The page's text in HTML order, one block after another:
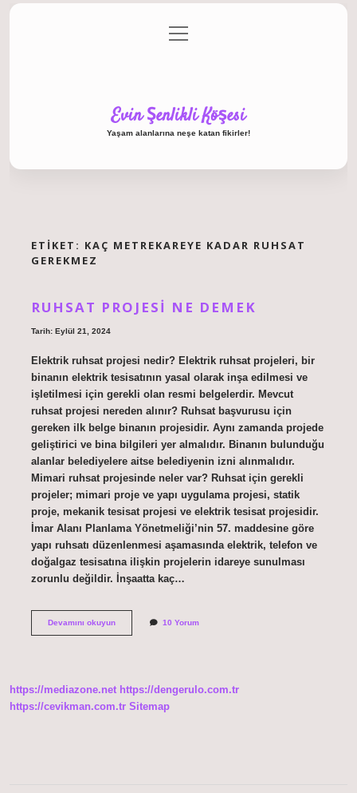
Gizlilik Politikası
menüyü
aç
Evin Şenlikli Köşesi
Yaşam alanlarına neşe katan fikirler!
ETIKET: KAÇ METREKAREYE KADAR RUHSAT
GEREKMEZ
RUHSAT PROJESI NE DEMEK
Tarih: Eylül 21, 2024
Elektrik ruhsat projesi nedir? Elektrik ruhsat projeleri, bir
binanın elektrik tesisatının yasal olarak inşa edilmesi ve
işletilmesi için gerekli olan resmi belgelerdir. Mevcut
ruhsat projesi nereden alınır? Ruhsat başvurusu için
gereken ilk belge binanın projesidir. Aynı zamanda projede
geliştirici ve bina bilgileri yer almalıdır. Binanın bulunduğu
alanlar belediyelere aitse belediyenin izni alınmalıdır.
Mimari ruhsat projesinde neler var? Ruhsat için gerekli
projeler; mimari proje ve yapı uygulama projesi, statik
proje, mekanik tesisat projesi ve elektrik tesisat projesidir.
İmar Alanı Planlama Yönetmeliği’nin 57. maddesine göre
yapı ruhsatı düzenlenmesi aşamasında elektrik, telefon ve
doğalgaz tesisatına ilişkin projelerin idareye sunulması
zorunlu değildir. İnşaatta kaç…
Devamını okuyunRuhsat
10 Yorum
https://mediazone.net https://dengerulo.com.tr
https://cevikman.com.tr Sitemap